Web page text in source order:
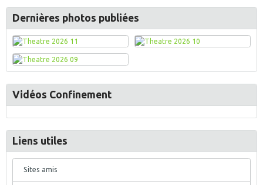
Dernières photos publiées
Vidéos Confinement
Liens utiles
Sites amis